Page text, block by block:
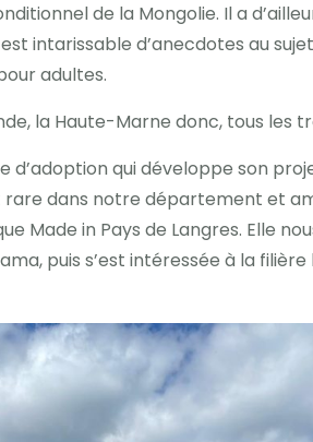
de la Mongolie. Il a
intarissable d’anecdotes au
adultes.
la Haute-Marne donc, tous les
qui développe son
dans notre département et
Made in Pays de Langres. Elle
puis s’est intéressée à la